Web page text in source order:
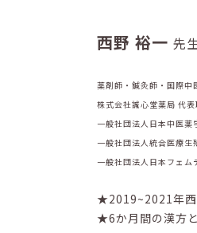
西野 裕一 先
薬剤師・鍼灸師・国際中
株式会社誠心堂薬局 代
一般社団法人日本中医薬
一般社団法人統合医療生
一般社団法人日本フェム
★2019~2021年西
★6か月間の漢方